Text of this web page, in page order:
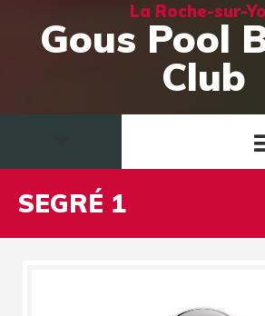
La Roche-sur-
Gous Pool
Club
SEGRÉ 1